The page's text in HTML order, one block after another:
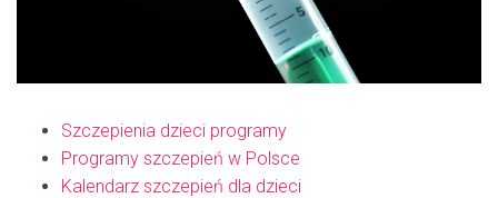
Szczepienia dzieci programy
Programy szczepień w Polsce
Kalendarz szczepień dla dzieci